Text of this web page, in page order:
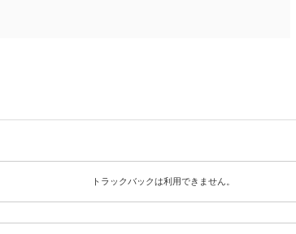
トラックバックは利用できません。